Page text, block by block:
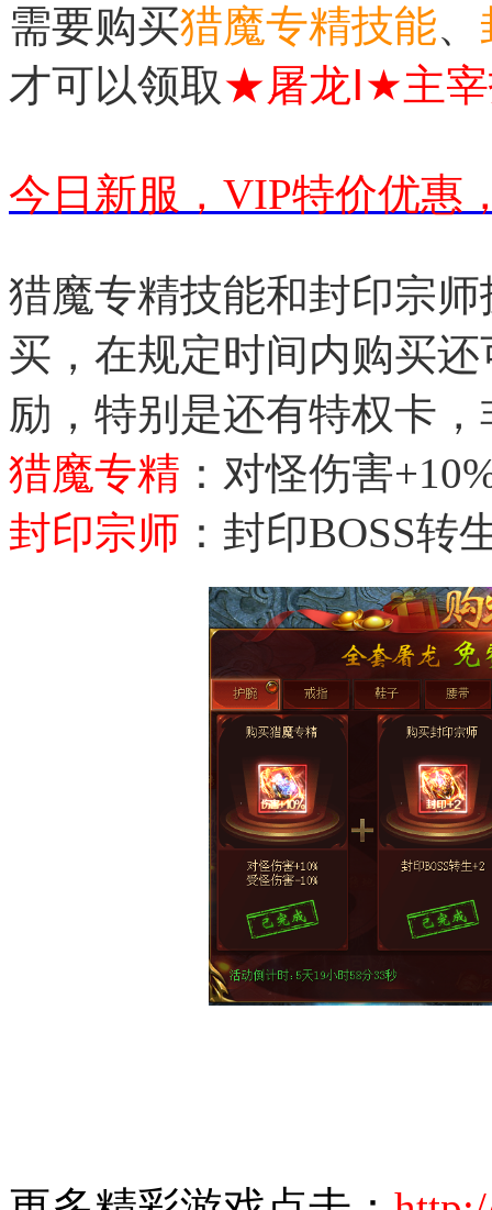
需要购买猎魔专精技能、
才可以领取★屠龙Ⅰ★主
今日新服，VIP特价优惠
猎魔专精技能和封印宗
买，在规定时间内购买
励，特别是还有特权卡
猎魔专精 ：对怪伤害
封印宗师 ：封印BOSS转